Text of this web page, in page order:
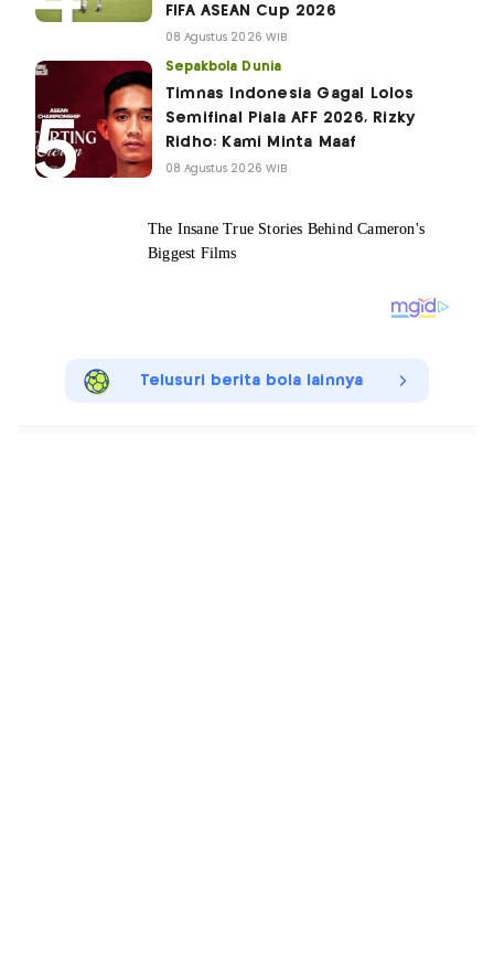
FIFA ASEAN Cup 2026
08 Agustus 2026 WIB
Sepakbola Dunia
Timnas Indonesia Gagal Lolos
Semifinal Piala AFF 2026, Rizky
Ridho: Kami Minta Maaf
08 Agustus 2026 WIB
Telusuri berita bola lainnya